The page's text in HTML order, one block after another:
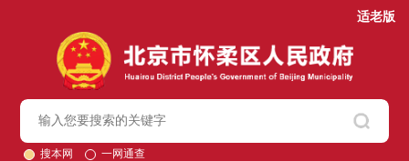
适老版
搜本网 一网通查